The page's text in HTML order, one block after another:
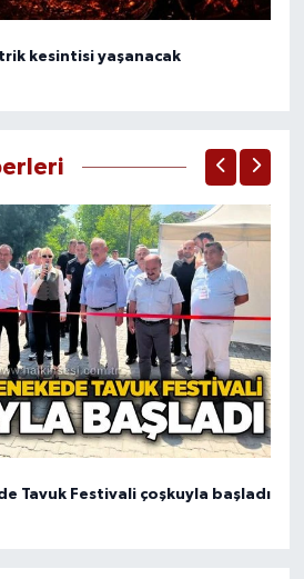
kesintisi yaşanacak
Tavuk Festivali çoşkuyla başladı